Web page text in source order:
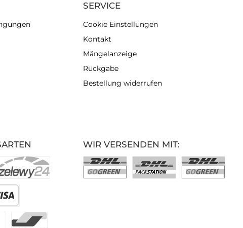
SERVICE
Cookie Einstellungen
Kontakt
Mängelanzeige
Rückgabe
Bestellung widerrufen
WIR VERSENDEN MIT: